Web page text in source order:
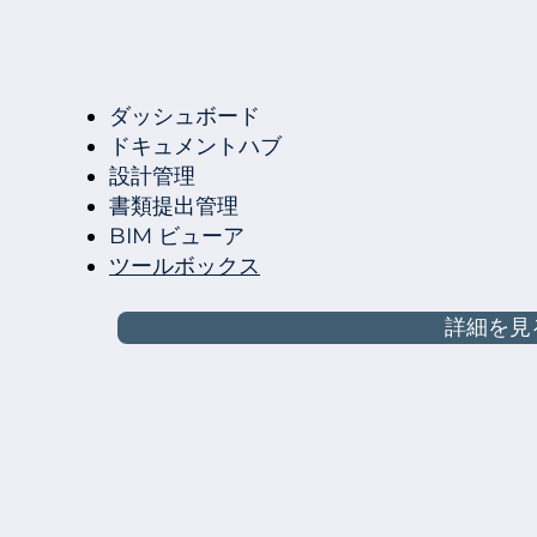
ダッシュボード
ドキュメントハブ
設計管理
書類提出管理
BIM ビューア
ツールボックス
詳細を見